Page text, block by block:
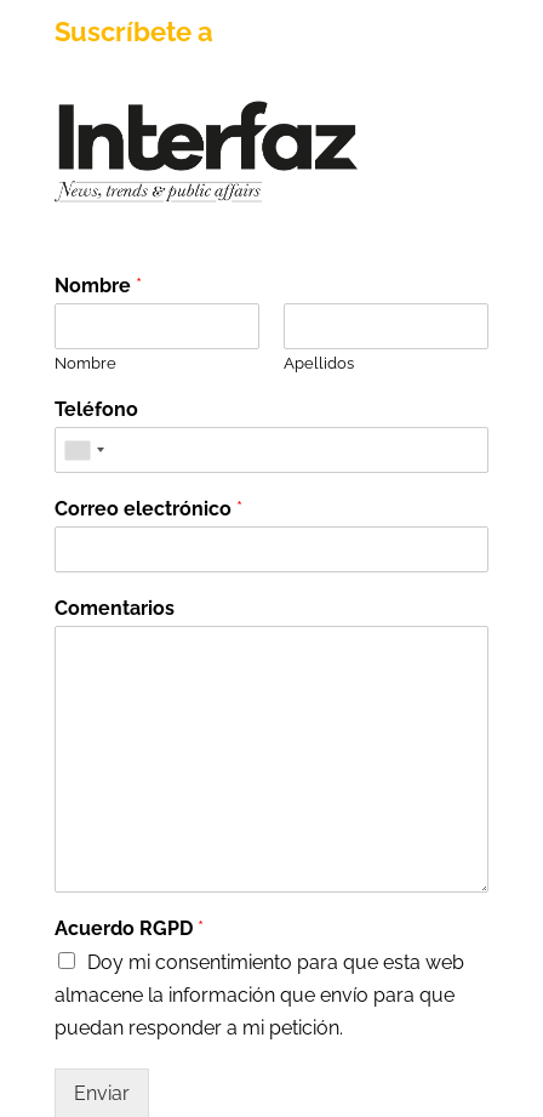
Suscríbete a
Nombre *
Nombre Apellidos
Teléfono
Correo electrónico *
Comentarios
Acuerdo RGPD *
Doy mi consentimiento para que esta web
almacene la información que envío para que
puedan responder a mi petición.
Enviar